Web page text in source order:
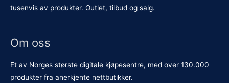
tusenvis av produkter. Outlet, tilbud og salg.
Om oss
Et av Norges største digitale kjøpesentre, med over 130.000
produkter fra anerkjente nettbutikker.